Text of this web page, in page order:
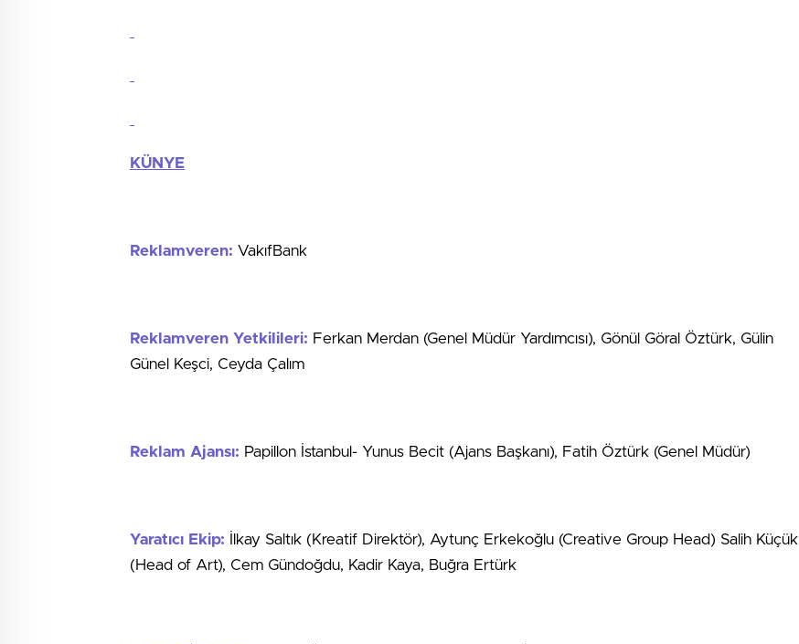
KÜNYE
Reklamveren: VakıfBank
Reklamveren Yetkilileri: Ferkan Merdan (Genel Müdür Yardımcısı), Gönül Göral Öztürk, Gülin
Günel Keşci, Ceyda Çalım
Reklam Ajansı: Papillon İstanbul- Yunus Becit (Ajans Başkanı), Fatih Öztürk (Genel Müdür)
Yaratıcı Ekip: İlkay Saltık (Kreatif Direktör), Aytunç Erkekoğlu (Creative Group Head) Salih Küçük
(Head of Art), Cem Gündoğdu, Kadir Kaya, Buğra Ertürk